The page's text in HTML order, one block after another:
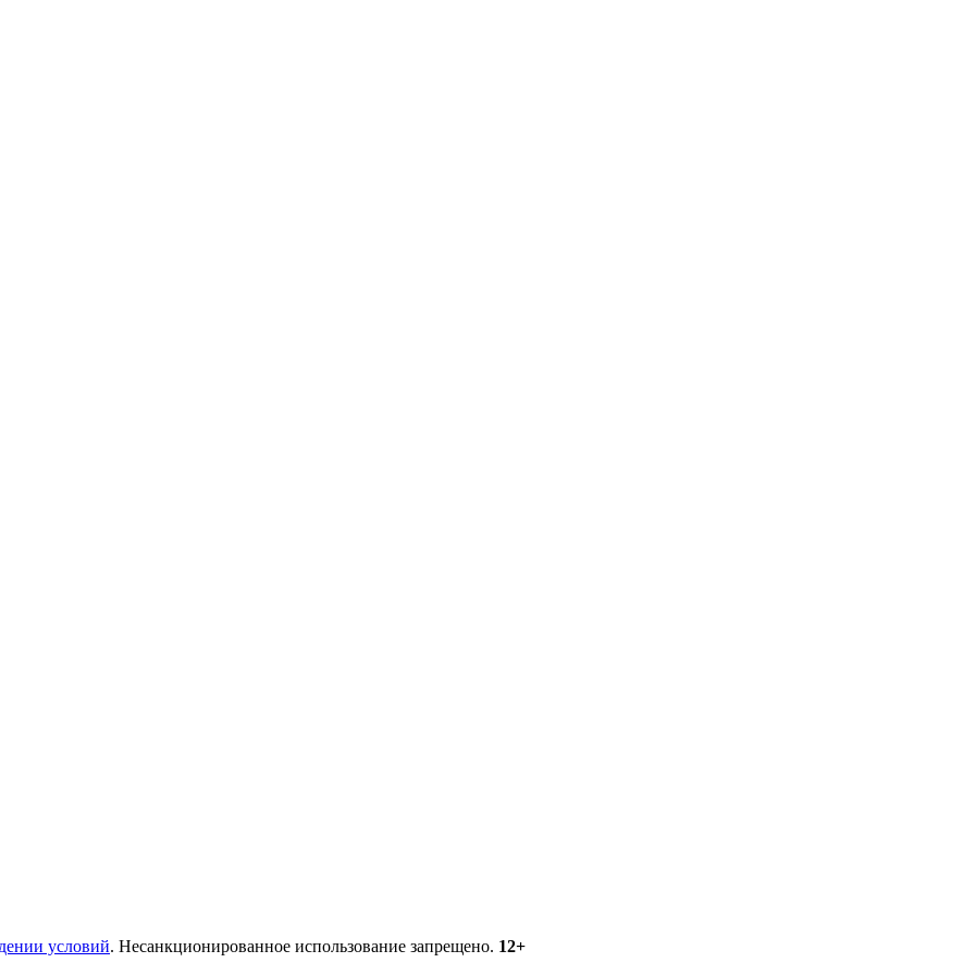
условий. Несанкционированное использование запрещено. 12+